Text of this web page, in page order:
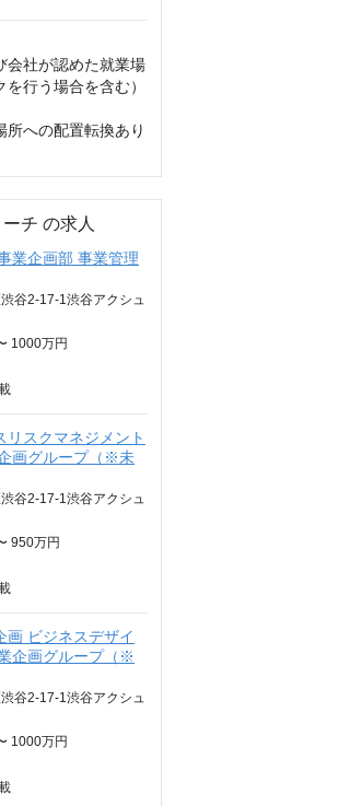
会社が認めた就業場
行う場合を含む）
所への配置転換あり
チ の求人
業企画部 事業管理
谷2-17-1渋谷アクシュ
1000万円
リスクマネジメント
画グループ（※未
谷2-17-1渋谷アクシュ
950万円
画 ビジネスデザイ
企画グループ（※
谷2-17-1渋谷アクシュ
1000万円